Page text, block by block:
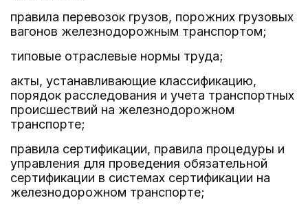
правила перевозок грузов, порожних грузовых
вагонов железнодорожным транспортом;
типовые отраслевые нормы труда;
акты, устанавливающие классификацию,
порядок расследования и учета транспортных
происшествий на железнодорожном
транспорте;
правила сертификации, правила процедуры и
управления для проведения обязательной
сертификации в системах сертификации на
железнодорожном транспорте;